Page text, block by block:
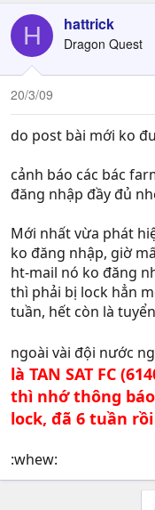
H hattrick
Dragon Quest
20/3/09
do post bài mới ko
cảnh báo các bác
đăng nhập đầy đủ
Mới nhất vừa phát
ko đăng nhập, giờ
ht-mail nó ko đăng
thì phải bị lock hẳn
tuần, hết còn là
ngoài vài đội nước
là TAN SAT FC
thì nhớ thông
lock, đã 6 tuần
:whew: